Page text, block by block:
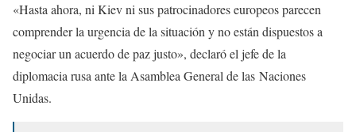
«Hasta ahora, ni Kiev ni sus patrocinadores europeos parecen
comprender la urgencia de la situación y no están dispuestos a
negociar un acuerdo de paz justo», declaró el jefe de la
diplomacia rusa ante la Asamblea General de las Naciones
Unidas.